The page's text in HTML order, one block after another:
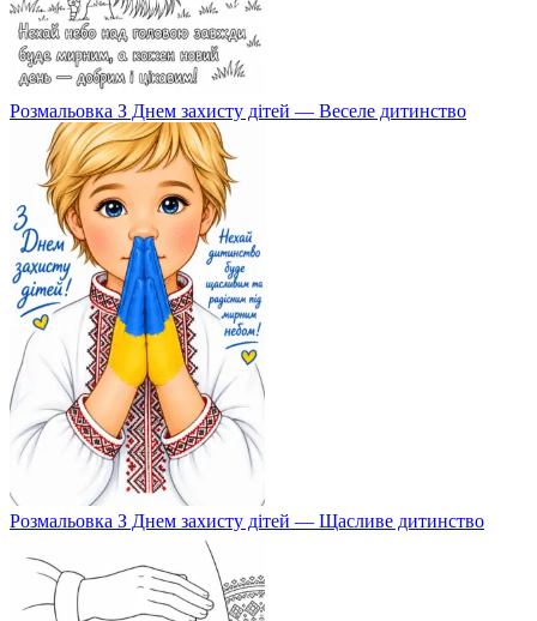
Розмальовка З Днем захисту дітей — Веселе дитинство
Розмальовка З Днем захисту дітей — Щасливе дитинство